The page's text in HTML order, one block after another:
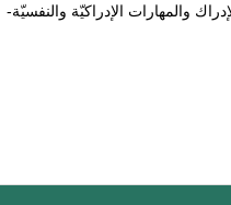
والمهارات الإدراكيّة والنفسيّة-